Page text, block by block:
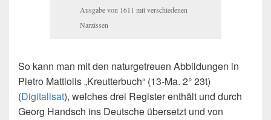
Ausgabe von 1611 mit verschiedenen
Narzissen
So kann man mit den naturgetreuen Abbildungen in
Pietro Mattiolis „Kreutterbuch“ (13-Ma. 2° 23t)
(Digitalisat), welches drei Register enthält und durch
Georg Handsch ins Deutsche übersetzt und von